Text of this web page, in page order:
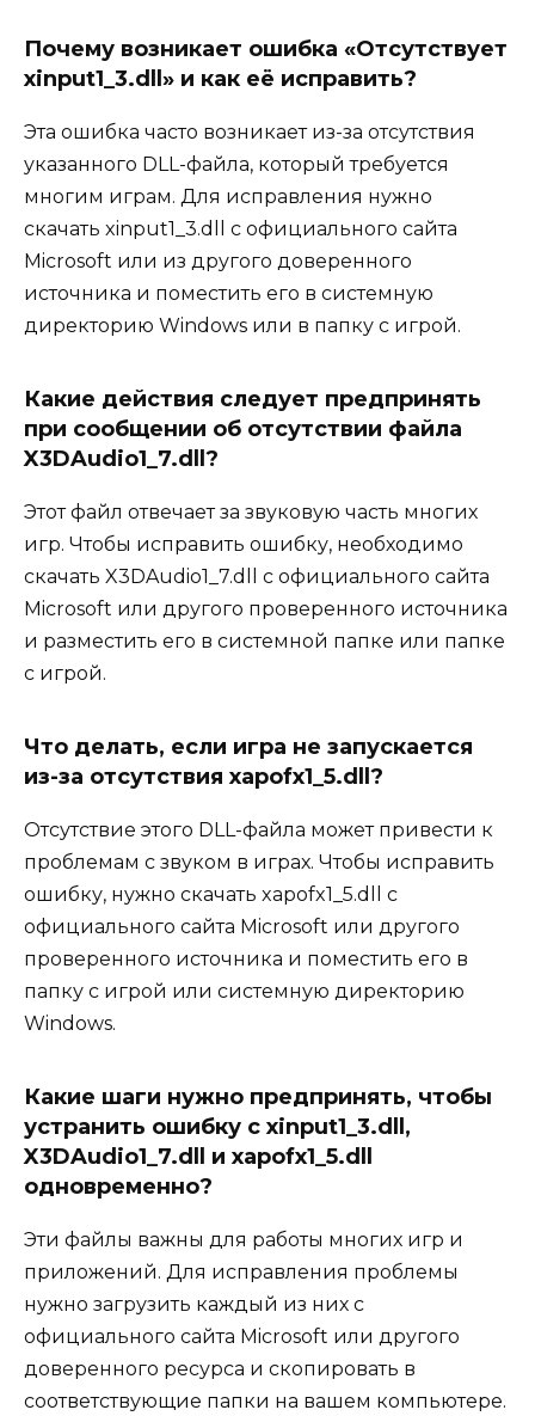
Почему возникает ошибка «Отсутствует
xinput1_3.dll» и как её исправить?
Эта ошибка часто возникает из-за отсутствия
указанного DLL-файла, который требуется
многим играм. Для исправления нужно
скачать xinput1_3.dll с официального сайта
Microsoft или из другого доверенного
источника и поместить его в системную
директорию Windows или в папку с игрой.
Какие действия следует предпринять
при сообщении об отсутствии файла
X3DAudio1_7.dll?
Этот файл отвечает за звуковую часть многих
игр. Чтобы исправить ошибку, необходимо
скачать X3DAudio1_7.dll с официального сайта
Microsoft или другого проверенного источника
и разместить его в системной папке или папке
с игрой.
Что делать, если игра не запускается
из-за отсутствия xapofx1_5.dll?
Отсутствие этого DLL-файла может привести к
проблемам с звуком в играх. Чтобы исправить
ошибку, нужно скачать xapofx1_5.dll с
официального сайта Microsoft или другого
проверенного источника и поместить его в
папку с игрой или системную директорию
Windows.
Какие шаги нужно предпринять, чтобы
устранить ошибку с xinput1_3.dll,
X3DAudio1_7.dll и xapofx1_5.dll
одновременно?
Эти файлы важны для работы многих игр и
приложений. Для исправления проблемы
нужно загрузить каждый из них с
официального сайта Microsoft или другого
доверенного ресурса и скопировать в
соответствующие папки на вашем компьютере.